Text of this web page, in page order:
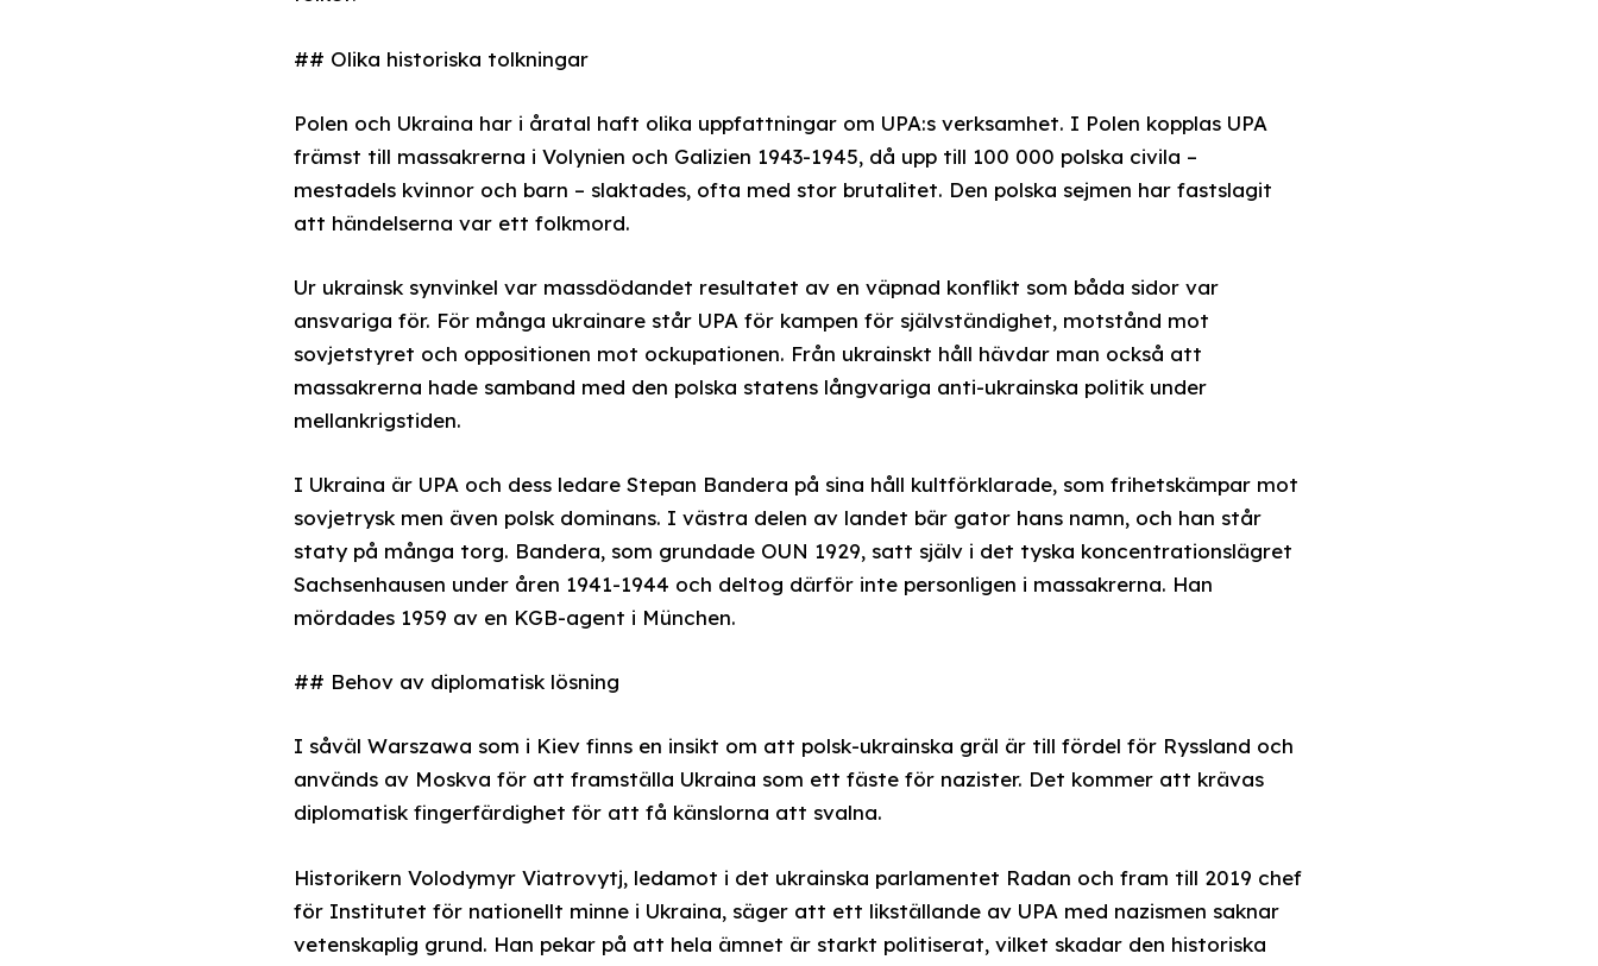
## Olika historiska tolkningar
Polen och Ukraina har i åratal haft olika uppfattningar om UPA:s verksamhet. I Polen kopplas UPA
främst till massakrerna i Volynien och Galizien 1943-1945, då upp till 100 000 polska civila –
mestadels kvinnor och barn – slaktades, ofta med stor brutalitet. Den polska sejmen har fastslagit
att händelserna var ett folkmord.
Ur ukrainsk synvinkel var massdödandet resultatet av en väpnad konflikt som båda sidor var
ansvariga för. För många ukrainare står UPA för kampen för självständighet, motstånd mot
sovjetstyret och oppositionen mot ockupationen. Från ukrainskt håll hävdar man också att
massakrerna hade samband med den polska statens långvariga anti-ukrainska politik under
mellankrigstiden.
I Ukraina är UPA och dess ledare Stepan Bandera på sina håll kultförklarade, som frihetskämpar mot
sovjetrysk men även polsk dominans. I västra delen av landet bär gator hans namn, och han står
staty på många torg. Bandera, som grundade OUN 1929, satt själv i det tyska koncentrationslägret
Sachsenhausen under åren 1941-1944 och deltog därför inte personligen i massakrerna. Han
mördades 1959 av en KGB-agent i München.
## Behov av diplomatisk lösning
I såväl Warszawa som i Kiev finns en insikt om att polsk-ukrainska gräl är till fördel för Ryssland och
används av Moskva för att framställa Ukraina som ett fäste för nazister. Det kommer att krävas
diplomatisk fingerfärdighet för att få känslorna att svalna.
Historikern Volodymyr Viatrovytj, ledamot i det ukrainska parlamentet Radan och fram till 2019 chef
för Institutet för nationellt minne i Ukraina, säger att ett likställande av UPA med nazismen saknar
vetenskaplig grund. Han pekar på att hela ämnet är starkt politiserat, vilket skadar den historiska